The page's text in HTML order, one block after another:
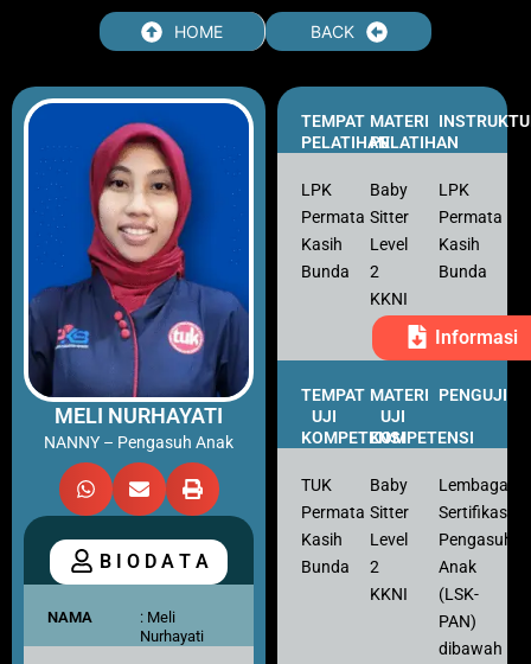
HOME BACK
MELI NURHAYATI
NANNY – Pengasuh Anak
B I O D A T A
NAMA
: Meli
Nurhayati
TEMPAT
PELATIHAN
MATERI
PELATIHAN
LPK
Permata
Kasih
Bunda
Baby
Sitter
Level
2
KKNI
LPK
Permata
Kasih
Bunda
Informasi
TEMPAT
UJI
KOMPETENSI
MATERI
UJI
KOMPETENSI
PENGUJI
TUK
Permata
Kasih
Bunda
Baby
Sitter
Level
2
KKNI
Lembaga
Sertifikasi
Pengasuh
Anak
(LSK-
PAN)
dibawah